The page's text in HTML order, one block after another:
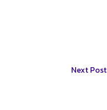
Next Post